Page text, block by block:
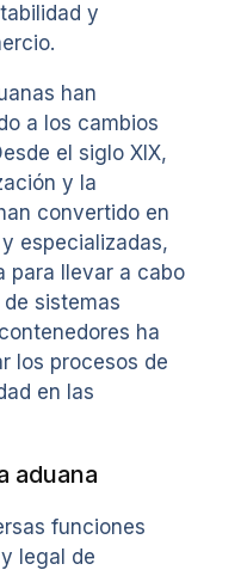
y
han
a los cambios
el siglo XIX,
y la
convertido en
especializadas,
para llevar a cabo
sistemas
ha
los procesos de
en las
aduana
funciones
legal de